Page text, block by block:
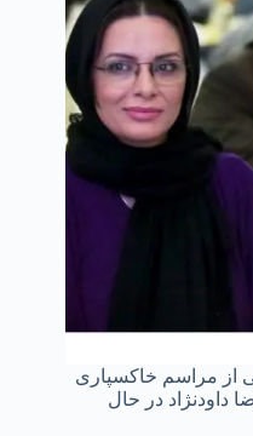
از مراسم خاکسپاری
داودنژاد در حال